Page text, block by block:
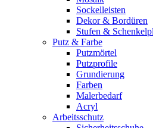
Sockelleisten
Dekor & Bordüren
Stufen &
Putz & Farbe
Putzmörtel
Putzprofile
Grundierung
Farben
Malerbedarf
Acryl
Arbeitsschutz